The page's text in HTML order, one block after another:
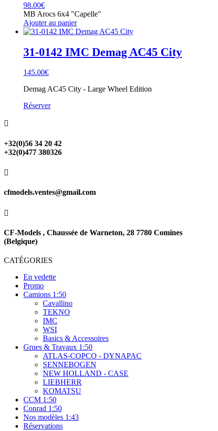
98.00€
MB Arocs 6x4 "Capelle"
Ajouter au panier
31-0142 IMC Demag AC45 City
145.00€
Demag AC45 City - Large Wheel Edition
Réserver

+32(0)56 34 20 42
+32(0)477 380326

cfmodels.ventes@gmail.com

CF-Models , Chaussée de Warneton, 28 7780 Comines
(Belgique)
CATÉGORIES
En vedette
Promo
Camions 1:50
Cavallino
TEKNO
IMC
WSI
Basics & Accessoires
Grues & Travaux 1:50
ATLAS-COPCO - DYNAPAC
SENNEBOGEN
NEW HOLLAND - CASE
LIEBHERR
KOMATSU
CCM 1:50
Conrad 1:50
Nos modèles 1:43
Réservations